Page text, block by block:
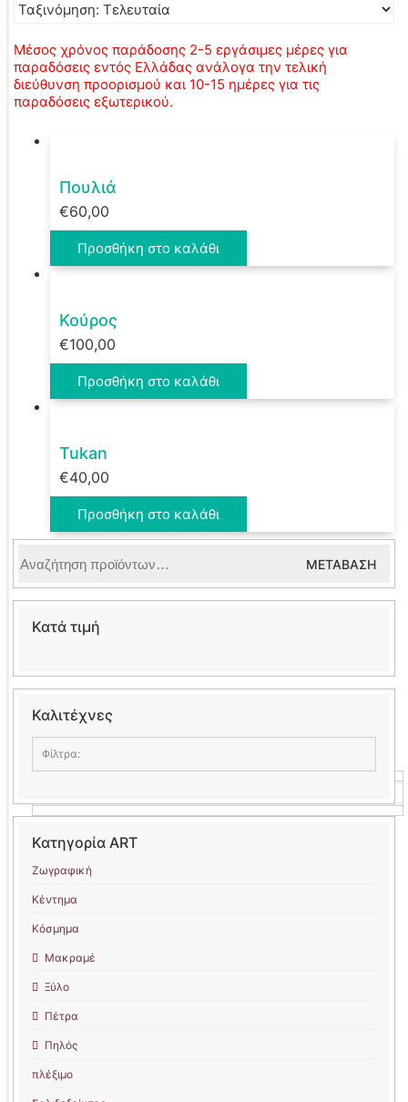
Μέσος χρόνος παράδοσης 2-5 εργάσιμες μέρες για
παραδόσεις εντός Ελλάδας ανάλογα την τελική
διεύθυνση προορισμού και 10-15 ημέρες για τις
παραδόσεις εξωτερικού.
Πουλιά
€60,00
Προσθήκη στο καλάθι
Κούρος
€100,00
Προσθήκη στο καλάθι
Tukan
€40,00
Προσθήκη στο καλάθι
για:
ΜΕΤΆΒΑΣΗ
Κατά τιμή
Καλιτέχνες
Φίλτρα:
Κατηγορία ART
Ζωγραφική
Κέντημα
Κόσμημα
Μακραμέ
Ξύλο
Πέτρα
Πηλός
πλέξιμο